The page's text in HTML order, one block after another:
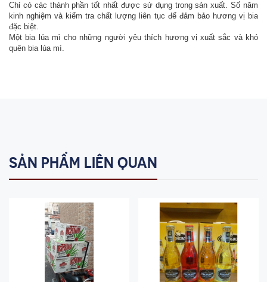
Chỉ có các thành phần tốt nhất được sử dụng trong sản xuất. Số năm
kinh nghiệm và kiểm tra chất lượng liên tục để đảm bảo hương vị bia
đặc biệt.
Một bia lúa mì cho những người yêu thích hương vị xuất sắc và khó
quên bia lúa mì.
SẢN PHẨM LIÊN QUAN